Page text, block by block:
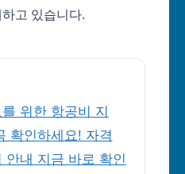
고 있습니다.
위한 항공비 지
확인하세요! 자격
안내 지금 바로 확인